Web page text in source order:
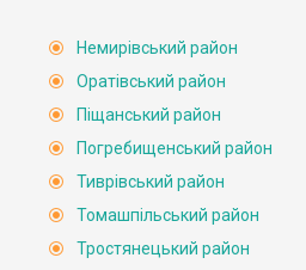
Немирівський район
Оратівський район
Піщанський район
Погребищенський район
Тиврівський район
Томашпільський район
Тростянецький район